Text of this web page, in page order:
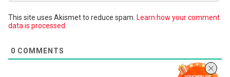
This site uses Akismet to reduce spam. Learn how your comment
data is processed.
0 COMMENTS